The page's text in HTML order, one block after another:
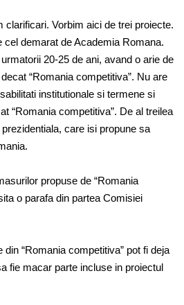
clarificari. Vorbim aici de trei proiecte.
demarat de Academia Romana.
20-25 de ani, avand o arie de
“Romania competitiva”. Nu are
institutionale si termene si
“Romania competitiva”. De al treilea
care isi propune sa
propuse de “Romania
o parafa din partea Comisiei
“Romania competitiva” pot fi deja
fie macar parte incluse in proiectul